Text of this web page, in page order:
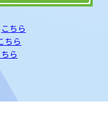
こちら
ちら
ら